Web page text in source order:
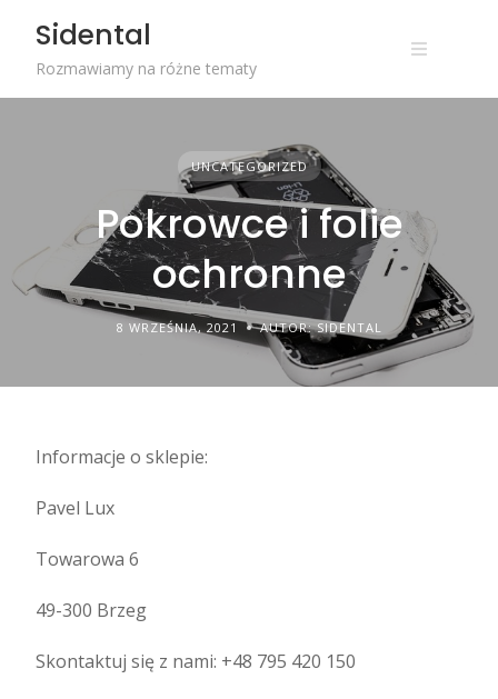
content
Sidental
Rozmawiamy na różne tematy
UNCATEGORIZED
Pokrowce i folie
ochronne
8 WRZEŚNIA, 2021 AUTOR: SIDENTAL
Informacje o sklepie:
Pavel Lux
Towarowa 6
49-300 Brzeg
Skontaktuj się z nami: +48 795 420 150